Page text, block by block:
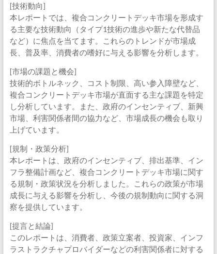
[技術動向]
本レポートでは、複合コンクリートデッキ市場を形成す
る主要な技術動向（タイプ1技術の進歩や新たな代替品
など）に焦点を当てます。これらのトレンドが市場成
長、普及率、消費者の嗜好に与える影響を分析します。
[市場の課題と機会]
技術的ボトルネック、コスト制限、高い参入障壁など、
複合コンクリートデッキ市場が直面する主な課題を特定
し分析しています。また、政府のインセンティブ、新興
市場、利害関係者間の協力など、市場成長の機会も取り
上げています。
[規制・政策分析]
本レポートは、政府のインセンティブ、排出基準、イン
フラ整備計画など、複合コンクリートデッキ市場に関す
る規制・政策状況を分析しました。これらの政策が市場
成長に与える影響を分析し、今後の規制動向に関する洞
察を提供しています。
[提言と結論]
このレポートは、消費者、政策立案者、投資家、インフ
ラストラクチャプロバイダーなどの利害関係者に対する